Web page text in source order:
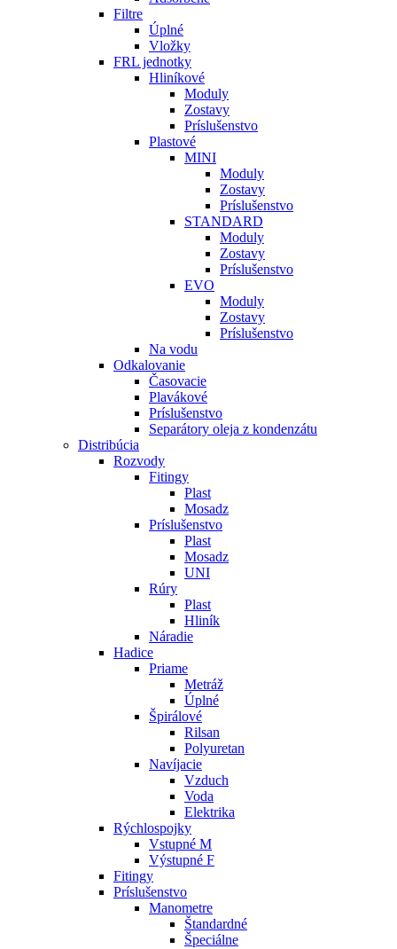
Filtre
Úplné
Vložky
FRL jednotky
Hliníkové
Moduly
Zostavy
Príslušenstvo
Plastové
MINI
Moduly
Zostavy
Príslušenstvo
STANDARD
Moduly
Zostavy
Príslušenstvo
EVO
Moduly
Zostavy
Príslušenstvo
Na vodu
Odkalovanie
Časovacie
Plavákové
Príslušenstvo
Separátory oleja z kondenzátu
Distribúcia
Rozvody
Fitingy
Plast
Mosadz
Príslušenstvo
Plast
Mosadz
UNI
Rúry
Plast
Hliník
Náradie
Hadice
Priame
Metráž
Úplné
Špirálové
Rilsan
Polyuretan
Navíjacie
Vzduch
Voda
Elektrika
Rýchlospojky
Vstupné M
Výstupné F
Fitingy
Príslušenstvo
Manometre
Štandardné
Špeciálne